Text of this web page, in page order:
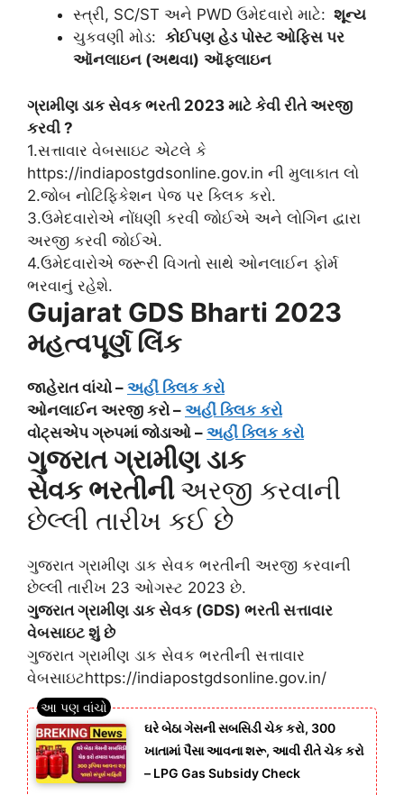
સ્ત્રી, SC/ST અને PWD ઉમેદવારો માટે: શૂન્ય
ચુકવણી મોડ: કોઈપણ હેડ પોસ્ટ ઓફિસ પર
ઑનલાઇન (અથવા) ઑફલાઇન
ગ્રામીણ ડાક સેવક ભરતી 2023 માટે કેવી રીતે અરજી
કરવી ?
1.સત્તાવાર વેબસાઇટ એટલે કે
https://indiapostgdsonline.gov.in ની મુલાકાત લો
2.જોબ નોટિફિકેશન પેજ પર ક્લિક કરો.
3.ઉમેદવારોએ નોંધણી કરવી જોઈએ અને લોગિન દ્વારા
અરજી કરવી જોઈએ.
4.ઉમેદવારોએ જરૂરી વિગતો સાથે ઓનલાઈન ફોર્મ
ભરવાનું રહેશે.
Gujarat GDS Bharti 2023
મહત્વપૂર્ણ લિંક
જાહેરાત વાંચો – અહીં ક્લિક કરો
ઓનલાઈન અરજી કરો – અહીં ક્લિક કરો
વોટ્સએપ ગ્રુપમાં જોડાઓ – અહીં ક્લિક કરો
ગુજરાત ગ્રામીણ ડાક
સેવક ભરતીની અરજી કરવાની
છેલ્લી તારીખ કઈ છે
ગુજરાત ગ્રામીણ ડાક સેવક ભરતીની અરજી કરવાની
છેલ્લી તારીખ 23 ઓગસ્ટ 2023 છે.
ગુજરાત ગ્રામીણ ડાક સેવક (GDS) ભરતી સત્તાવાર
વેબસાઇટ શું છે
ગુજરાત ગ્રામીણ ડાક સેવક ભરતીની સત્તાવાર
વેબસાઇટhttps://indiapostgdsonline.gov.in/
ઘરે બેઠા ગેસની સબસિડી ચેક કરો, 300
ખાતામાં પૈસા આવના શરૂ, આવી રીતે ચેક કરો
– LPG Gas Subsidy Check